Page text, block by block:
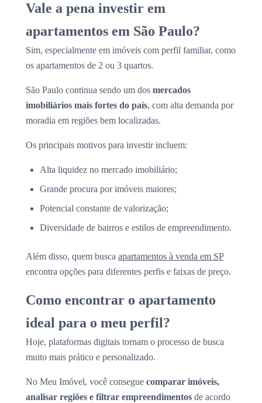
Vale a pena investir em
apartamentos em São Paulo?
Sim, especialmente em imóveis com perfil familiar, como
os apartamentos de 2 ou 3 quartos.
São Paulo continua sendo um dos mercados
imobiliários mais fortes do país, com alta demanda por
moradia em regiões bem localizadas.
Os principais motivos para investir incluem:
Alta liquidez no mercado imobiliário;
Grande procura por imóveis maiores;
Potencial constante de valorização;
Diversidade de bairros e estilos de empreendimento.
Além disso, quem busca apartamentos à venda em SP
encontra opções para diferentes perfis e faixas de preço.
Como encontrar o apartamento
ideal para o meu perfil?
Hoje, plataformas digitais tornam o processo de busca
muito mais prático e personalizado.
No Meu Imóvel, você consegue comparar imóveis,
analisar regiões e filtrar empreendimentos de acordo